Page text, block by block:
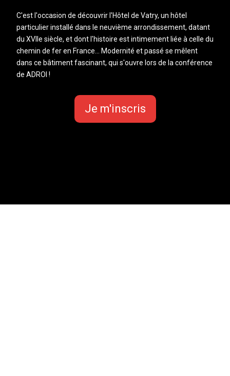
C'est l'occasion de découvrir l'Hôtel de Vatry, un hôtel
particulier installé dans le neuvième arrondissement, datant
du XVIIe siècle, et dont l'histoire est intimement liée à celle du
chemin de fer en France... Modernité et passé se mêlent
dans ce bâtiment fascinant, qui s'ouvre lors de la conférence
de ADROI !
Je m'inscris